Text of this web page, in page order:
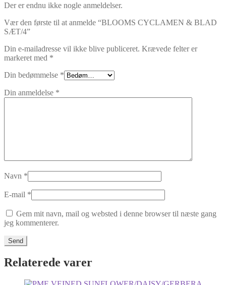
Der er endnu ikke nogle anmeldelser.
Vær den første til at anmelde “BLOOMS CYCLAMEN & BLAD
SÆT/4”
Din e-mailadresse vil ikke blive publiceret. Krævede felter er
markeret med *
Din bedømmelse *
Din anmeldelse *
Navn *
E-mail *
Gem mit navn, mail og websted i denne browser til næste gang
jeg kommenterer.
Relaterede varer